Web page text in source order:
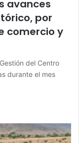
avances
por
comercio y
del Centro
durante el mes